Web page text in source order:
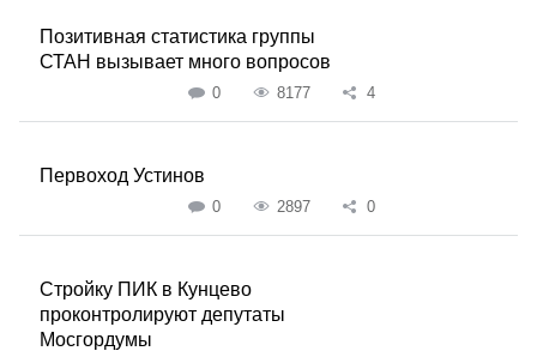
Позитивная статистика группы
СТАН вызывает много вопросов
0 8177 4
Первоход Устинов
0 2897 0
Стройку ПИК в Кунцево
проконтролируют депутаты
Мосгордумы